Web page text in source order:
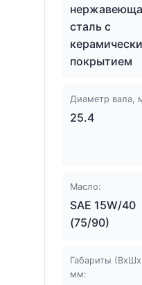
сталь с
покрытием
Диаметр вала,
25.4
Масло:
SAE 15W/40
(75/90)
Габариты
мм: